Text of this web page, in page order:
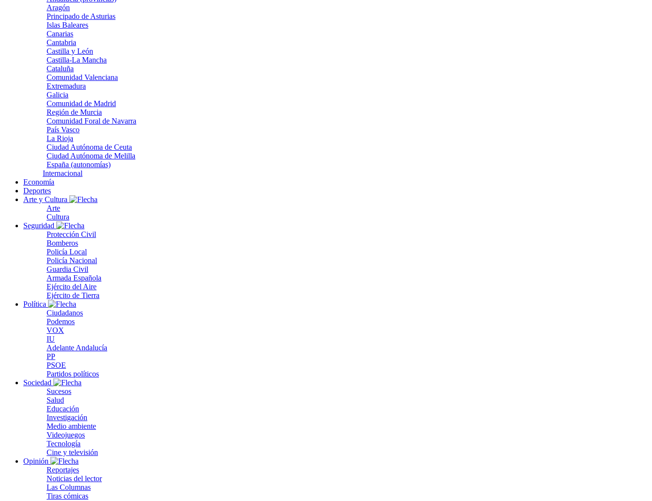
Aragón
Principado de Asturias
Islas Baleares
Canarias
Cantabria
Castilla y León
Castilla-La Mancha
Cataluña
Comunidad Valenciana
Extremadura
Galicia
Comunidad de Madrid
Región de Murcia
Comunidad Foral de Navarra
País Vasco
La Rioja
Ciudad Autónoma de Ceuta
Ciudad Autónoma de Melilla
España (autonomías)
Internacional
Economía
Deportes
Arte y Cultura
Arte
Cultura
Seguridad
Protección Civil
Bomberos
Policía Local
Policía Nacional
Guardia Civil
Armada Española
Ejército del Aire
Ejército de Tierra
Política
Ciudadanos
Podemos
VOX
IU
Adelante Andalucía
PP
PSOE
Partidos políticos
Sociedad
Sucesos
Salud
Educación
Investigación
Medio ambiente
Videojuegos
Tecnología
Cine y televisión
Opinión
Reportajes
Noticias del lector
Las Columnas
Tiras cómicas